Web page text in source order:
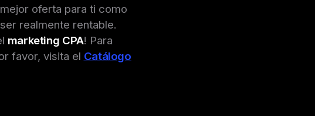
oferta para ti como
realmente rentable.
marketing CPA! Para
favor, visita el Catálogo